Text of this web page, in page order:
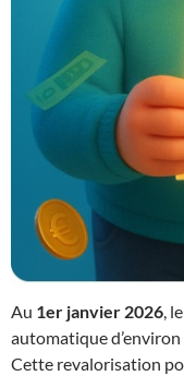
Au 1er janvier 2026,
automatique d’environ
Cette revalorisation